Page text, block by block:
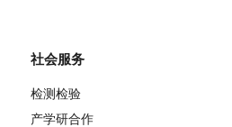
社会服务
检测检验
产学研合作